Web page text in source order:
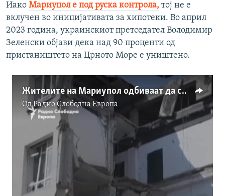
Иако Мариупол е под руска контрола, тој не е
вклучен во иницијативата за хипотеки. Во април
2023 година, украинскиот претседател Володимир
Зеленски објави дека над 90 проценти од
пристаништето на Црното Море е уништено.
Жителите на Мариупол одбиваат да се вселат во напуштени украински домови
ОдРадио Слободна Eвропа